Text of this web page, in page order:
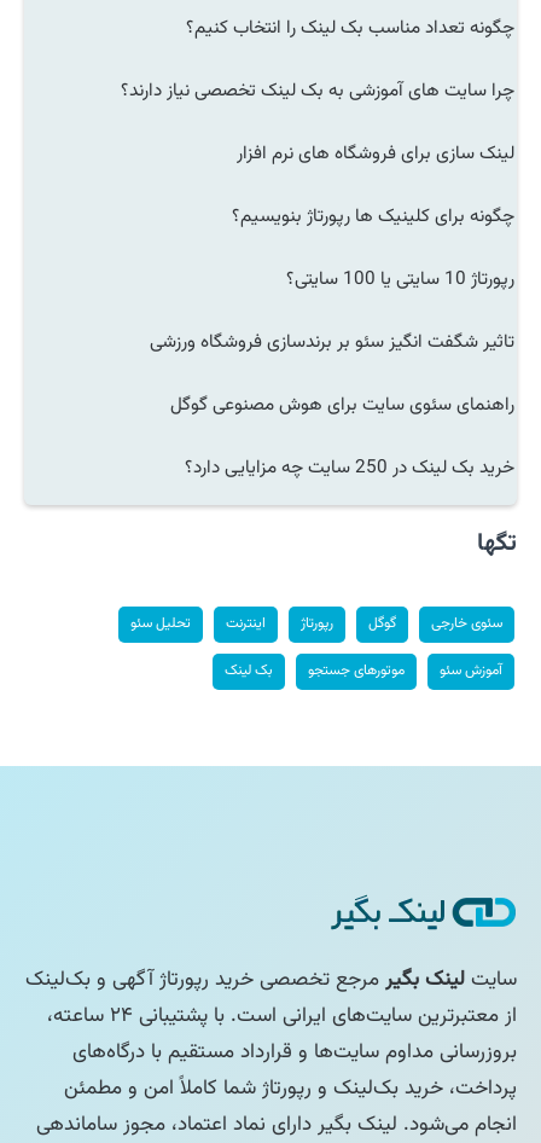
چگونه تعداد مناسب بک لینک را انتخاب کنیم؟
چرا سایت های آموزشی به بک لینک تخصصی نیاز دارند؟
لینک سازی برای فروشگاه های نرم افزار
چگونه برای کلینیک ها رپورتاژ بنویسیم؟
رپورتاژ 10 سایتی یا 100 سایتی؟
تاثیر شگفت انگیز سئو بر برندسازی فروشگاه ورزشی
راهنمای سئوی سایت برای هوش مصنوعی گوگل
خرید بک لینک در 250 سایت چه مزایایی دارد؟
تگها
سئوی خارجی گوگل رپورتاژ اینترنت تحلیل سئو
آموزش سئو موتورهای جستجو بک لینک
سایتلینک بگیرمرجع تخصصی خرید رپورتاژ آگهی و بک‌لینک
از معتبرترین سایت‌های ایرانی است. با پشتیبانی ۲۴ ساعته،
بروزرسانی مداوم سایت‌ها و قرارداد مستقیم با درگاه‌های
پرداخت، خرید بک‌لینک و رپورتاژ شما کاملاً امن و مطمئن
انجام می‌شود. لینک بگیر دارای نماد اعتماد، مجوز ساماندهی